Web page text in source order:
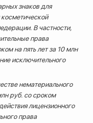
знаков для
В частности,
права
на пять лет за 10 млн
исключительного
нематериального
руб. со сроком
лицензионного
права